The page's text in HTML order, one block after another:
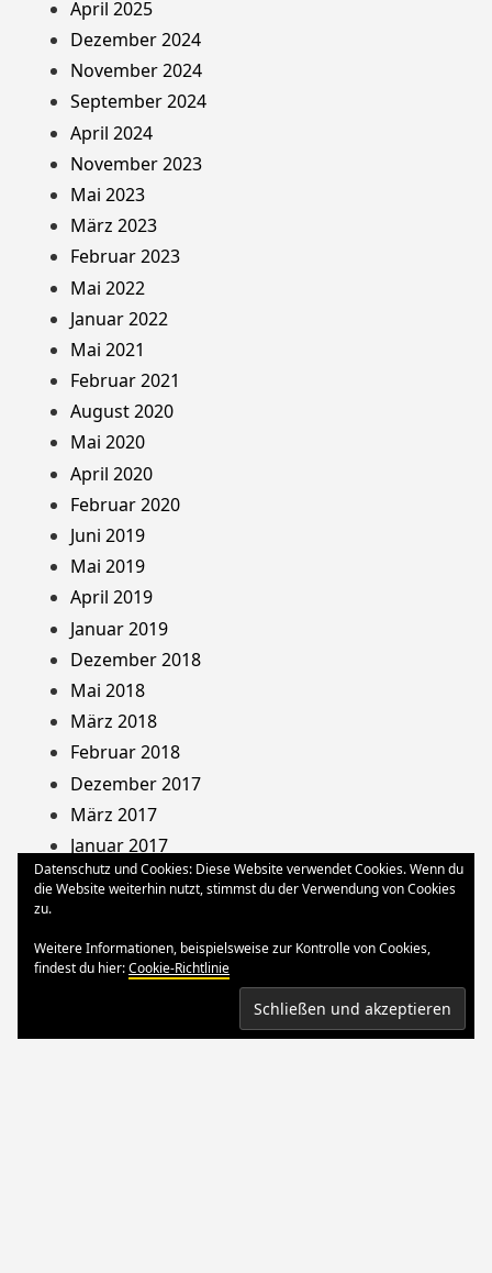
April 2025
Dezember 2024
November 2024
September 2024
April 2024
November 2023
Mai 2023
März 2023
Februar 2023
Mai 2022
Januar 2022
Mai 2021
Februar 2021
August 2020
Mai 2020
April 2020
Februar 2020
Juni 2019
Mai 2019
April 2019
Januar 2019
Dezember 2018
Mai 2018
März 2018
Februar 2018
Dezember 2017
März 2017
Januar 2017
August 2013
Oktober 2012
März 2012
Datenschutz und Cookies: Diese Website verwendet Cookies. Wenn du
die Website weiterhin nutzt, stimmst du der Verwendung von Cookies
zu.
Weitere Informationen, beispielsweise zur Kontrolle von Cookies,
findest du hier:Cookie-Richtlinie